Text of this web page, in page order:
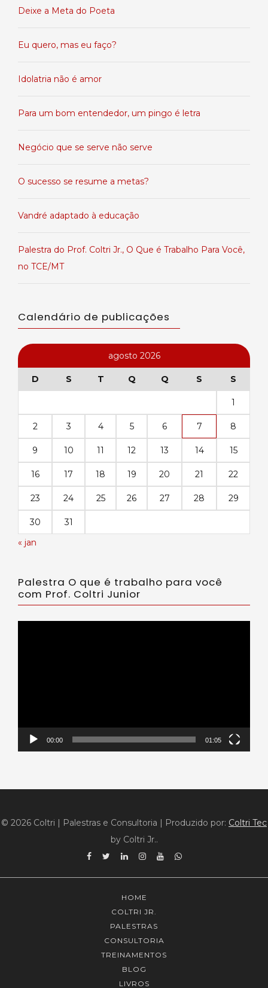
Deixe a Meta do Poeta
Eu quero, mas eu faço?
Idolatria não é amor
Para um bom entendedor, um pingo é letra
Negócio que se serve não serve
O sucesso se resume a metas?
Vandré adaptado à educação
Palestra do Prof. Coltri Jr., O Que é Trabalho Para Você,
no TCE/MT
Calendário de publicações
agosto 2026
D S T Q Q S S
1
2 3 4 5 6 7 8
9 10 11 12 13 14 15
16 17 18 19 20 21 22
23 24 25 26 27 28 29
30
31
« jan
Palestra O que é trabalho para você
com Prof. Coltri Junior
00:00 01:05
© 2026 Coltri | Palestras e Consultoria | Produzido por: Coltri Tec
by Coltri Jr..
Facebook
TwitterLinkedinInstagram
YouTubeWhatsApp
HOME
COLTRI JR.
PALESTRAS
CONSULTORIA
TREINAMENTOS
BLOG
LIVROS